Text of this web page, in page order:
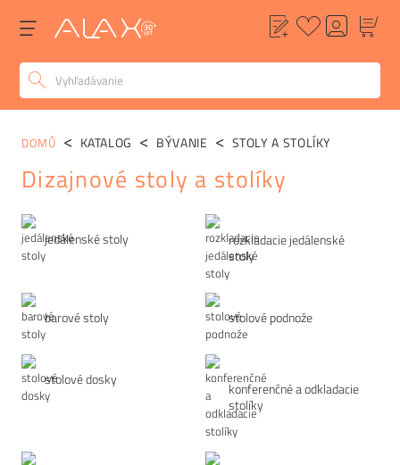
Kategórie
jedálenské stoly
rozkladacie jedálenské
stoly
barové stoly stolové podnože
stolové dosky
konferenčné a odkladacie
stolíky
DOMŮ KATALOG BÝVANIE STOLY A STOLÍKY
Dizajnové stoly a stolíky